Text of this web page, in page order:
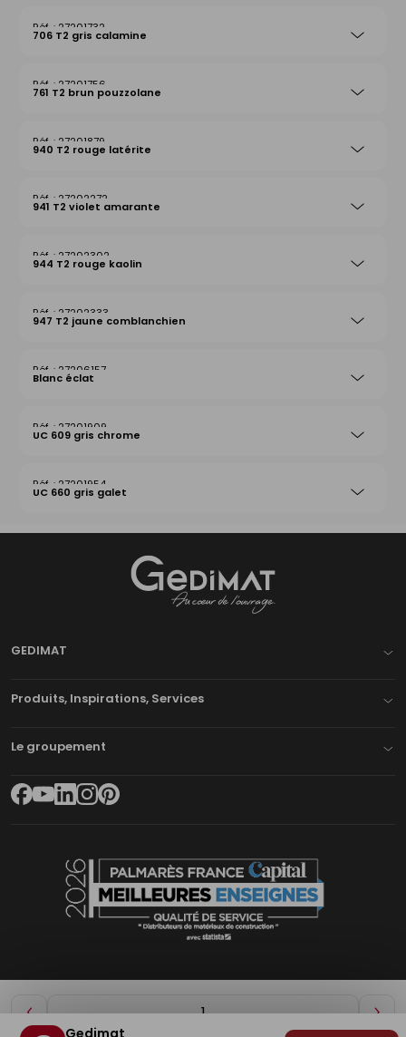
Diminuer
27201732
706 T2 gris calamine
27201756
761 T2 brun pouzzolane
27201879
940 T2 rouge latérite
27202272
941 T2 violet amarante
27202302
944 T2 rouge kaolin
27202333
947 T2 jaune comblanchien
27206157
Blanc éclat
27201909
UC 609 gris chrome
27201954
UC 660 gris galet
GEDIMAT
Produits, Inspirations, Services
Le groupement
Gedimat